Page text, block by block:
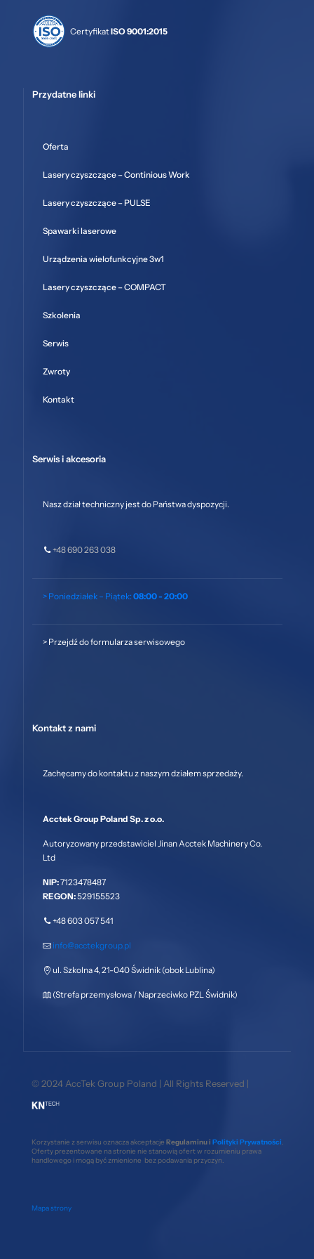
CertyfikatISO 9001:2015
Przydatne linki
Oferta
Lasery czyszczące – Continious Work
Lasery czyszczące – PULSE
Spawarki laserowe
Urządzenia wielofunkcyjne 3w1
Lasery czyszczące – COMPACT
Szkolenia
Serwis
Zwroty
Kontakt
Serwis i akcesoria
Nasz dział techniczny jest do Państwa dyspozycji.
+48 690 263 038
> Poniedziałek – Piątek: 08:00 - 20:00
> Przejdź do formularza serwisowego
Kontakt z nami
Zachęcamy do kontaktu z naszym działem sprzedaży.
Acctek Group Poland Sp. z o.o.
Autoryzowany przedstawiciel Jinan Acctek Machinery Co.
Ltd
NIP:7123478487
REGON:529155523
+48 603 057 541
info@acctekgroup.pl
ul. Szkolna 4, 21-040 Świdnik (obok Lublina)
(Strefa przemysłowa / Naprzeciwko PZL Świdnik)
© 2024 AccTek Group Poland | All Rights Reserved |
Korzystanie z serwisu oznacza akceptacje Regulaminu i Polityki Prywatności
Oferty prezentowane na stronie nie stanowią ofert w rozumieniu prawa
handlowego i mogą być zmienione bez podawania przyczyn.
Mapa strony